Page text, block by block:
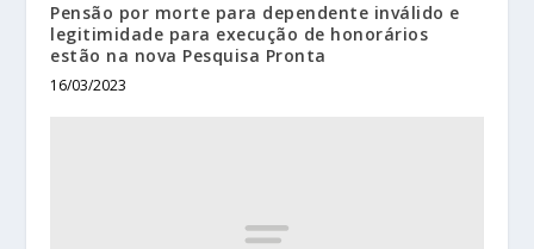
Pensão por morte para dependente inválido e
legitimidade para execução de honorários
estão na nova Pesquisa Pronta
16/03/2023